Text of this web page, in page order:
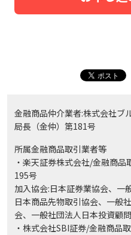
金融商品仲介業者:株式会社ブ
局長（金仲）第181号
所属金融商品取引業者等
・楽天証券株式会社/金融商
195号
加入協会:日本証券業協会、一
日本商品先物取引協会、一般
会、一般社団法人日本投資顧
・株式会社SBI証券/金融商品